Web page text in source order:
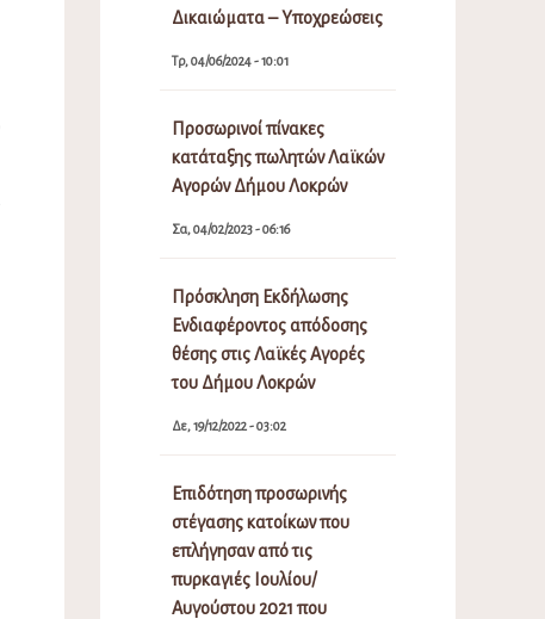
Δικαιώματα – Υποχρεώσεις
Τρ, 04/06/2024 - 10:01
Προσωρινοί πίνακες
κατάταξης πωλητών Λαϊκών
Αγορών Δήμου Λοκρών
Σα, 04/02/2023 - 06:16
Πρόσκληση Εκδήλωσης
Ενδιαφέροντος απόδοσης
θέσης στις Λαϊκές Αγορές
του Δήμου Λοκρών
Δε, 19/12/2022 - 03:02
Επιδότηση προσωρινής
στέγασης κατοίκων που
επλήγησαν από τις
πυρκαγιές Ιουλίου/
Αυγούστου 2021 που